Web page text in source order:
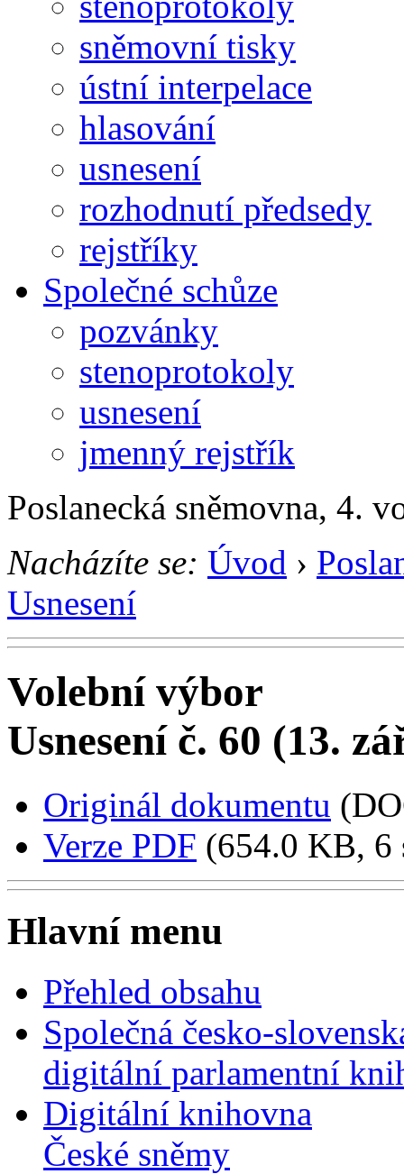
sněmovní tisky
ústní interpelace
hlasování
usnesení
rozhodnutí předsedy
rejstříky
Společné schůze
pozvánky
stenoprotokoly
usnesení
jmenný rejstřík
Poslanecká sněmovna, 4.
Nacházíte se: Úvod ›
Usnesení
Volební výbor
Usnesení č. 60 (13.
Originál dokumentu
Verze PDF (654.0 KB, 6
Hlavní menu
Přehled obsahu
Společná česko-
digitální parlamentní
Digitální knihovna
České sněmy